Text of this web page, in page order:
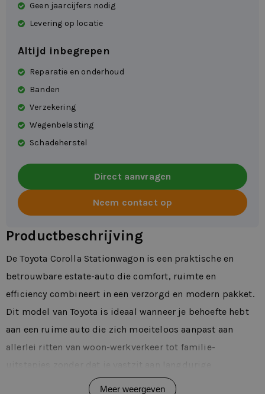
Geen jaarcijfers nodig
Levering op locatie
Altijd inbegrepen
Reparatie en onderhoud
Banden
Verzekering
Wegenbelasting
Schadeherstel
Direct aanvragen
Neem contact op
Productbeschrijving
De Toyota Corolla Stationwagon is een praktische en
betrouwbare estate-auto die comfort, ruimte en
efficiency combineert in een verzorgd en modern pakket.
Dit model van Toyota is ideaal wanneer je behoefte hebt
aan een ruime auto die zich moeiteloos aanpast aan
allerlei ritten van woon-werkverkeer tot familie-
Meer weergeven